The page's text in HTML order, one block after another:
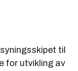
til
for utvikling av